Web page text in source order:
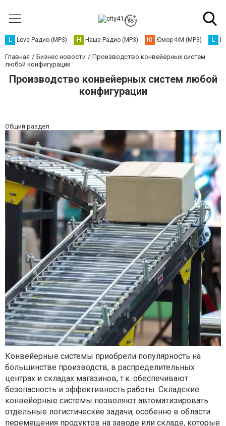
L Love Радио (MP3) Н Наше Радио (MP3) Ю Юмор ФМ (MP3) L
Главная Бизнес новости
Производство конвейерных систем
любой конфигурации
Производство конвейерных систем любой
конфигурации
Общий раздел
Конвейерные системы приобрели популярность на
большинстве производств, в распределительных
центрах и складах магазинов, т.к. обеспечивают
безопасность и эффективность работы. Складские
конвейерные системы позволяют автоматизировать
отдельные логистические задачи, особенно в области
перемещения продуктов на заводе или складе, которые